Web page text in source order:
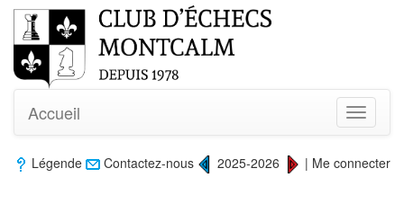
Toggle
Accueil
Légende Contactez-nous 2025-2026 | Me connecter